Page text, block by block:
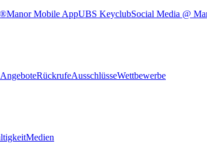
Manor Mobile AppUBS KeyclubSocial Media @
RückrufeAusschlüsseWettbewerbe
Medien